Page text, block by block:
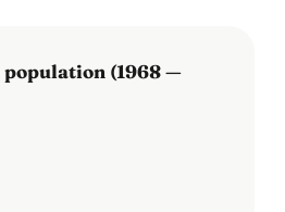
population (1968 —